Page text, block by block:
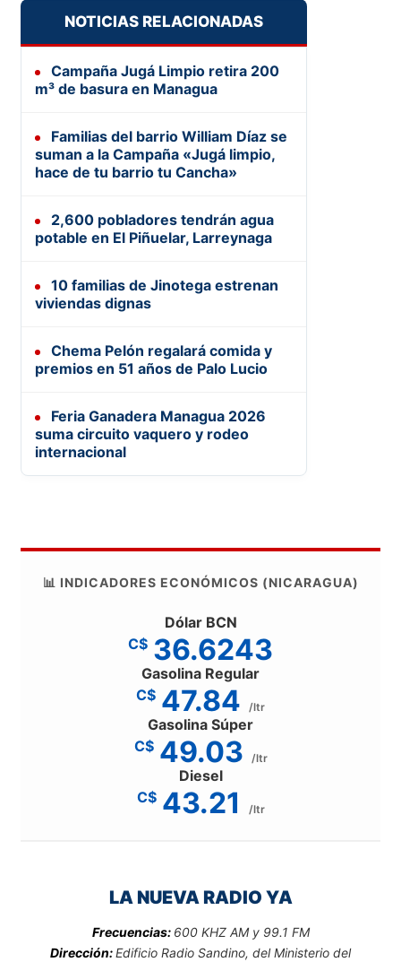
NOTICIAS RELACIONADAS
Campaña Jugá Limpio retira 200
m³ de basura en Managua
Familias del barrio William Díaz se
suman a la Campaña «Jugá limpio,
hace de tu barrio tu Cancha»
2,600 pobladores tendrán agua
potable en El Piñuelar, Larreynaga
10 familias de Jinotega estrenan
viviendas dignas
Chema Pelón regalará comida y
premios en 51 años de Palo Lucio
Feria Ganadera Managua 2026
suma circuito vaquero y rodeo
internacional
📊 INDICADORES ECONÓMICOS (NICARAGUA)
Dólar BCN
C$ 36.6243
Gasolina Regular
C$ 47.84 /ltr
Gasolina Súper
C$ 49.03 /ltr
Diesel
C$ 43.21 /ltr
LA NUEVA RADIO YA
Frecuencias: 600 KHZ AM y 99.1 FM
Dirección:Edificio Radio Sandino, del Ministerio del